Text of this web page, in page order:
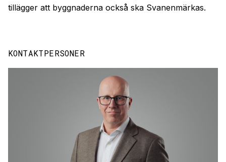
tillägger att byggnaderna också ska Svanenmärkas.
KONTAKTPERSONER